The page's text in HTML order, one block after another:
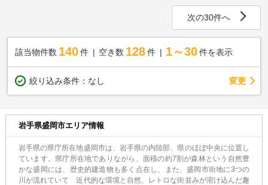
次の30件へ
該当物件数 140件 空き数 128 件 1～30 件を表示
絞り込み条件： なし 変更
岩手県盛岡市エリア情報
岩手県の県庁所在地盛岡市は、岩手県の内陸部、県のほぼ中央に位置し
ています。県庁所在地でありながら、面積の約7割が森林という自然豊
かな盛岡には、歴史的建造物も多く点在し、また、盛岡市街地に3つの
川が流れていて 近代的な環境と自然、レトロな街並みが溶け込んだ趣